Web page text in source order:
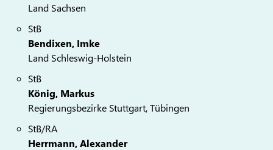
Land Sachsen
StB
Bendixen, Imke
Land Schleswig-Holstein
StB
König, Markus
Regierungsbezirke Stuttgart, Tübingen
StB/RA
Herrmann, Alexander